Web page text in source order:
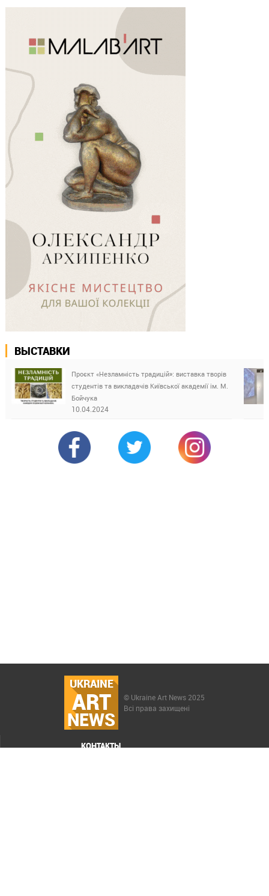
ВЫСТАВКИ
Проєкт «Незламність традицій»: виставка творів
студентів та викладачів Київської академії ім. М.
Бойчука
10.04.2024
UKRAINE
ART
NEWS
© Ukraine Art News 2025
Всі права захищені
КОНТАКТЫ